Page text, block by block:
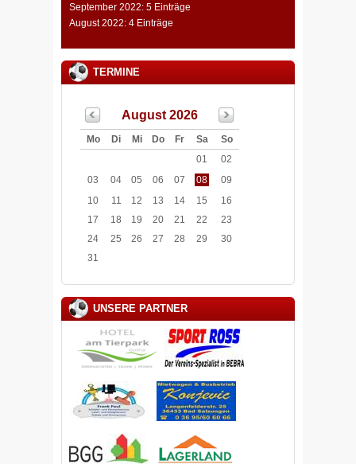
September 2022: 5 Einträge
August 2022: 4 Einträge
TERMINE
August 2026
Mo Di Mi Do Fr Sa
So
01
02
03
04 05 06 07 08
09
10
11 12 13 14 15
16
17
18 19 20 21 22
23
24
25 26 27 28 29
30
31
UNSERE PARTNER